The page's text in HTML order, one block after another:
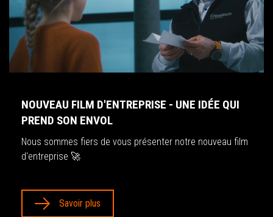
NOUVEAU FILM D'ENTREPRISE - UNE IDÉE QUI
PREND SON ENVOL
Nous sommes fiers de vous présenter notre nouveau film
d'entreprise 🚀
Savoir plus